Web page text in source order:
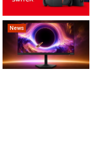
News